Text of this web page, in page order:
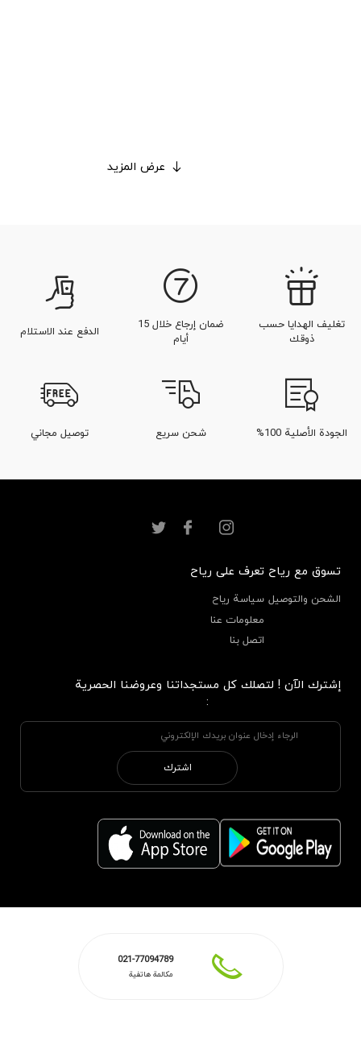
عرض المزيد
تغليف الهدايا حسب
ذوقك
ضمان إرجاع خلال 15
أيام
الدفع عند الاستلام
الجودة الأصلية 100% شحن سريع توصيل مجاني
تسوق مع رياح
الشحن والتوصيل
تعرف على رياح
سياسة رياح
معلومات عنا
اتصل بنا
إشترك الآن ! لتصلك كل مستجداتنا وعروضنا الحصرية
:
اشترك
021-77094789
مكالمة هاتفية